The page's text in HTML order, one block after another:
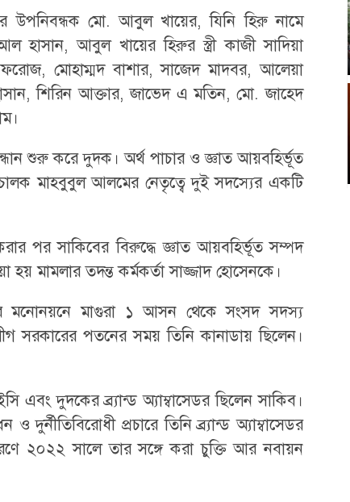
উপনিবন্ধক মো. আবুল খায়ের, যিনি হিরু নামে
হাসান, আবুল খায়ের হিরুর স্ত্রী কাজী সাদিয়া
মোহাম্মদ বাশার, সাজেদ মাদবর, আলেয়া
শিরিন আক্তার, জাভেদ এ মতিন, মো. জাহেদ
শুরু করে দুদক। অর্থ পাচার ও জ্ঞাত আয়বহির্ভূত
মাহবুবুল আলমের নেতৃত্বে দুই সদস্যের একটি
পর সাকিবের বিরুদ্ধে জ্ঞাত আয়বহির্ভূত সম্পদ
হয় মামলার তদন্ত কর্মকর্তা সাজ্জাদ হোসেনকে।
মনোনয়নে মাগুরা ১ আসন থেকে সংসদ সদস্য
সরকারের পতনের সময় তিনি কানাডায় ছিলেন।
এবং দুদকের ব্র্যান্ড অ্যাম্বাসেডর ছিলেন সাকিব।
প্রচারে তিনি ব্র্যান্ড অ্যাম্বাসেডর
২০২২ সালে তার সঙ্গে করা চুক্তি আর নবায়ন